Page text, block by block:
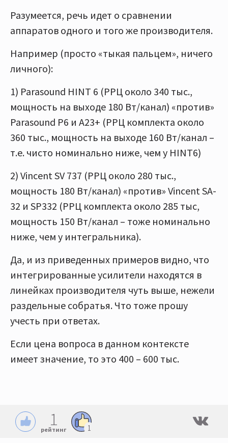
Разумеется, речь идет о сравнении
аппаратов одного и того же производителя.
Например (просто «тыкая пальцем», ничего
личного):
1) Parasound HINT 6 (РРЦ около 340 тыс.,
мощность на выходе 180 Вт/канал) «против»
Parasound P6 и А23+ (РРЦ комплекта около
360 тыс., мощность на выходе 160 Вт/канал –
т.е. чисто номинально ниже, чем у HINT6)
2) Vincent SV 737 (РРЦ около 280 тыс.,
мощность 180 Вт/канал) «против» Vincent SA-
32 и SP332 (РРЦ комплекта около 285 тыс,
мощность 150 Вт/канал – тоже номинально
ниже, чем у интегральника).
Да, и из приведенных примеров видно, что
интегрированные усилители находятся в
линейках производителя чуть выше, нежели
раздельные собратья. Что тоже прошу
учесть при ответах.
Если цена вопроса в данном контексте
имеет значение, то это 400 – 600 тыс.
1
рейтинг 1